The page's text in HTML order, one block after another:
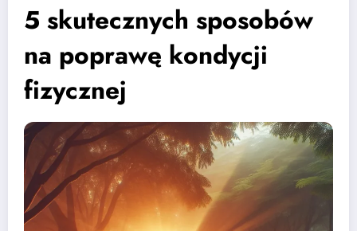
5 skutecznych sposobów
na poprawę kondycji
fizycznej